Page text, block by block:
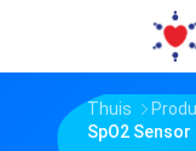
Thuis
SpO2 Sensor